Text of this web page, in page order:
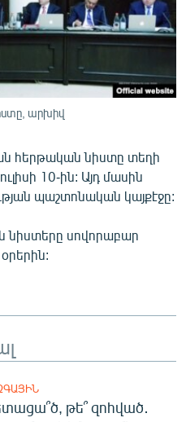
արխիվ
հերթական նիստը տեղի
10-ին: Այդ մասին
պաշտոնական կայքէջը:
նիստերը սովորաբար
թե՞ զոհված․